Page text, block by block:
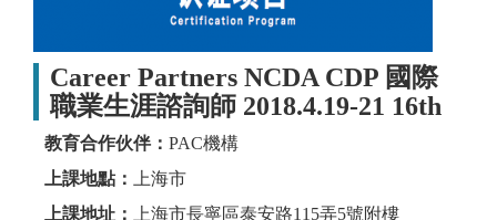
Career Partners NCDA CDP 國際
職業生涯諮詢師 2018.4.19-21 16th
教育合作伙伴： PAC機構
上課地點：
上海市
上課地址：
上海市長寧區泰安路115弄5號附樓